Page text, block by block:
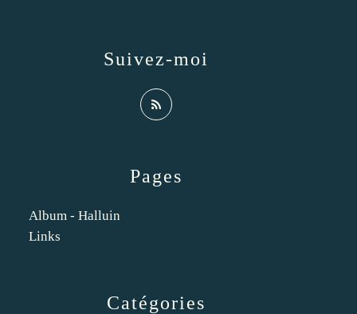
Catégories
Pages
Album - Halluin
Links
Suivez-moi